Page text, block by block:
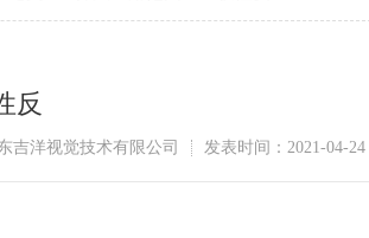
反
吉洋视觉技术有限公司 发表时间：2021-04-24